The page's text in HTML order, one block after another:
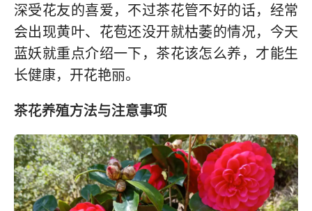
深受花友的喜爱，不过茶花管不好的话，经常
会出现黄叶、花苞还没开就枯萎的情况，今天
蓝妖就重点介绍一下，茶花该怎么养，才能生
长健康，开花艳丽。
茶花养殖方法与注意事项